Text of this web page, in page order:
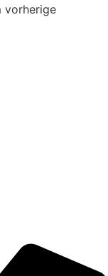
vorherige